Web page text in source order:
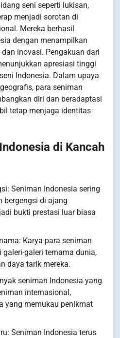
seni seperti lukisan,
menjadi sorotan di
Mereka berhasil
dengan menampilkan
inovasi. Pengakuan dari
apresiasi tinggi
Indonesia. Dalam upaya
para seniman
diri dan beradaptasi
tetap menjaga identitas
di Kancah
Seniman Indonesia sering
bergengsi di ajang
bukti prestasi luar biasa
Karya para seniman
galeri ternama dunia,
daya tarik mereka.
seniman Indonesia yang
internasional,
yang memukau penikmat
Seniman Indonesia terus